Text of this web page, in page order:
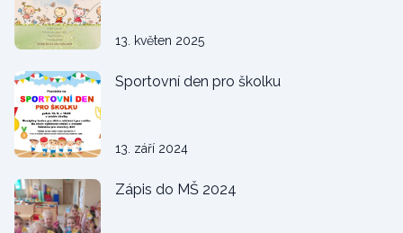
13. květen 2025
Sportovní den pro školku
13. září 2024
Zápis do MŠ 2024